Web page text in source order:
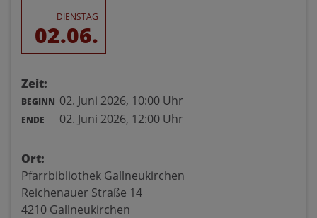
DIENSTAG
02.06.
Zeit:
BEGINN 02. Juni 2026, 10:00 Uhr
ENDE 02. Juni 2026, 12:00 Uhr
Ort:
Pfarrbibliothek Gallneukirchen
Reichenauer Straße 14
4210 Gallneukirchen